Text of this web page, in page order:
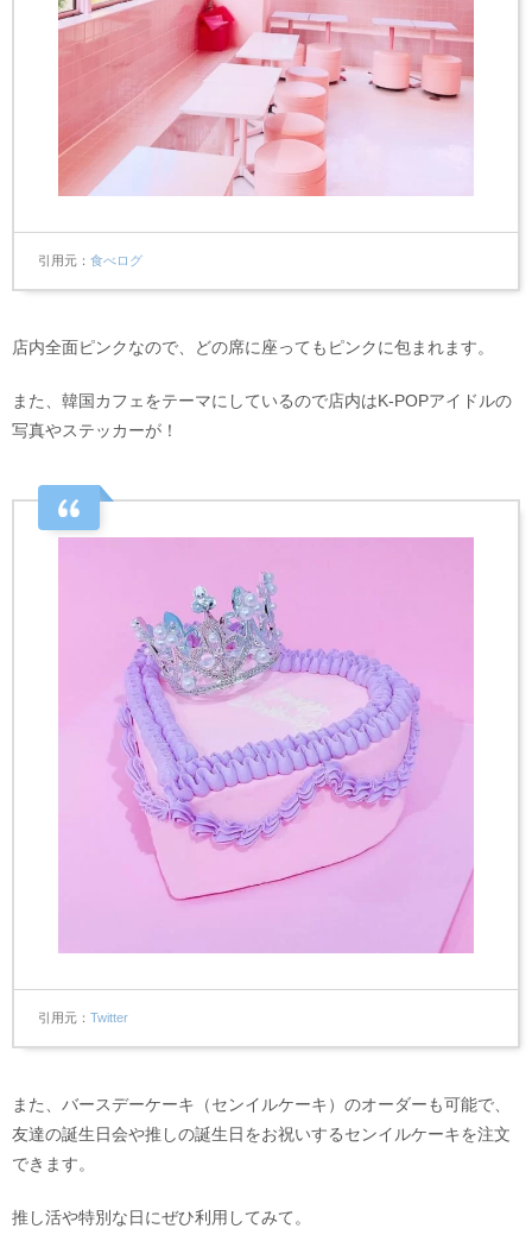
引用元 食べログ
店内全面ピンクなので、どの席に座ってもピンクに包まれます。
また、韓国カフェをテーマにしているので店内はK-POPアイドルの
写真やステッカーが！
引用元 Twitter
また、バースデーケーキ（センイルケーキ）のオーダーも可能で、
友達の誕生日会や推しの誕生日をお祝いするセンイルケーキを注文
できます。
推し活や特別な日にぜひ利用してみて。